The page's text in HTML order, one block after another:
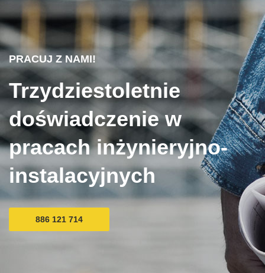
PRACUJ Z NAMI!
Trzydziestoletnie
doświadczenie w
pracach inżynieryjno-
instalacyjnych
886 121 714